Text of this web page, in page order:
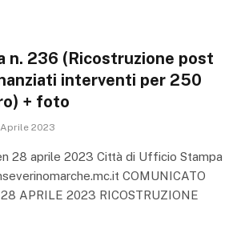
n. 236 (Ricostruzione post
interventi per 250
+ foto
2023
28 aprile 2023 Città di Ufficio Stampa
COMUNICATO
APRILE 2023 RICOSTRUZIONE